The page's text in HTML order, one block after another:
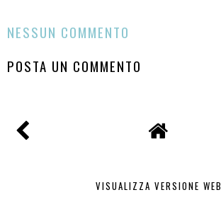
NESSUN COMMENTO
POSTA UN COMMENTO
VISUALIZZA VERSIONE WEB